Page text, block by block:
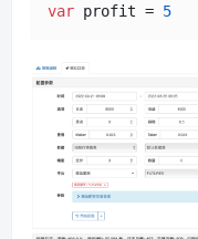
var profit = 5